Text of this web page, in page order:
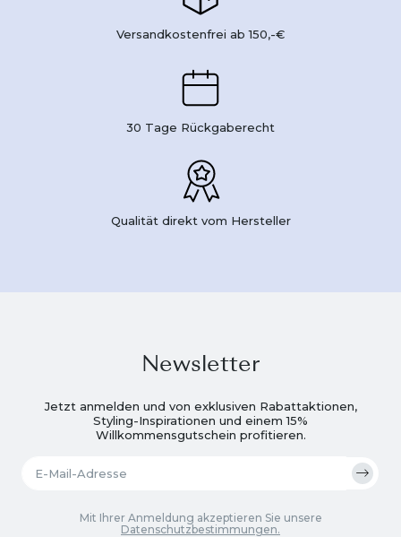
Versandkostenfrei ab 150,-€
30 Tage Rückgaberecht
Qualität direkt vom Hersteller
Newsletter
Jetzt anmelden und von exklusiven Rabattaktionen,
Styling-Inspirationen und einem 15%
Willkommensgutschein profitieren.
Mit Ihrer Anmeldung akzeptieren Sie unsere
Datenschutzbestimmungen.